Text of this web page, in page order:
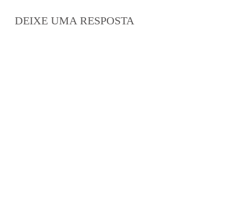
DEIXE UMA RESPOSTA